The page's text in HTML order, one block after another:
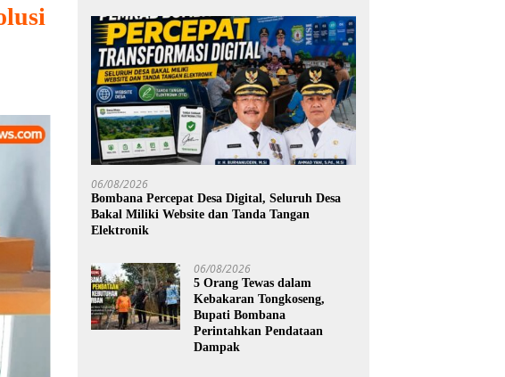
06/08/2026
Bombana Percepat Desa Digital, Seluruh Desa
Bakal Miliki Website dan Tanda Tangan
Elektronik
06/08/2026
5 Orang Tewas dalam
Kebakaran Tongkoseng,
Bupati Bombana
Perintahkan Pendataan
Dampak